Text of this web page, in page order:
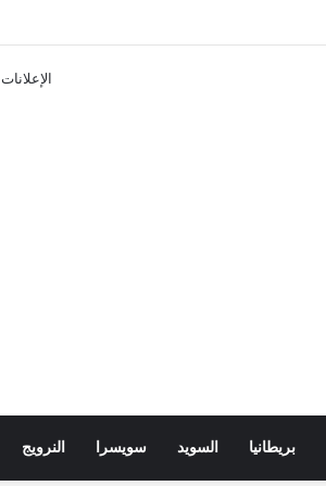
الإعلانات
بريطانيا السويد سويسرا النرويج